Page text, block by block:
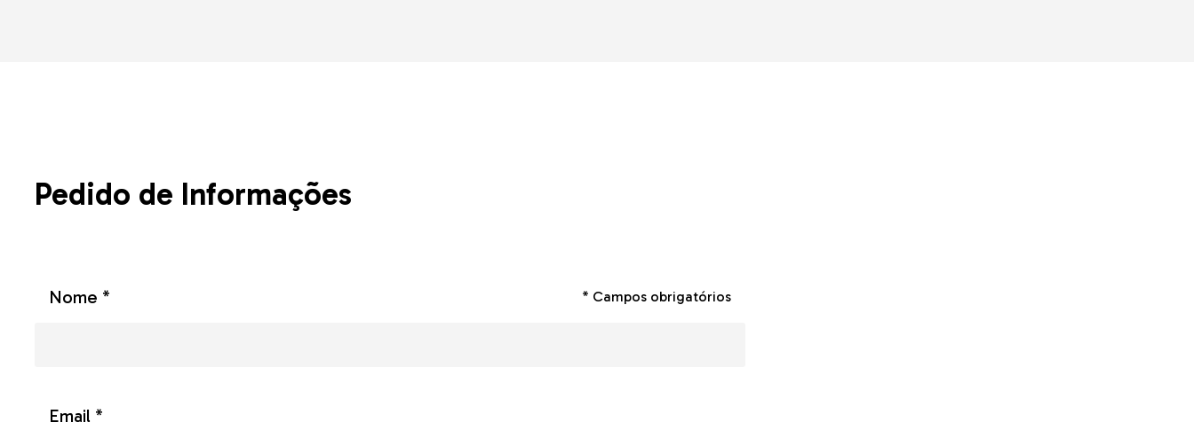
Pedido de Informações
Nome * * Campos obrigatórios
Email *